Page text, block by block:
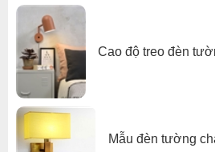
Cao độ treo đèn
Mẫu đèn tường